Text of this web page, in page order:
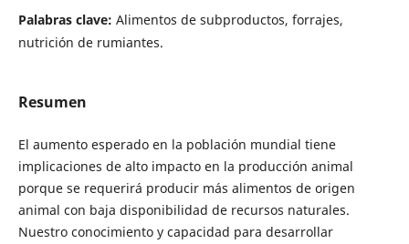
Palabras clave: Alimentos de subproductos, forrajes,
nutrición de rumiantes.
Resumen
El aumento esperado en la población mundial tiene
implicaciones de alto impacto en la producción animal
porque se requerirá producir más alimentos de origen
animal con baja disponibilidad de recursos naturales.
Nuestro conocimiento y capacidad para desarrollar